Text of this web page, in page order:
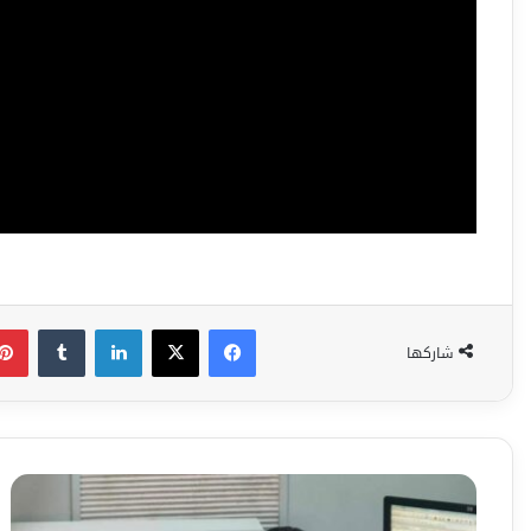
شاركها
فيسبوك‫X لينكدإن
بعد
انتهاء